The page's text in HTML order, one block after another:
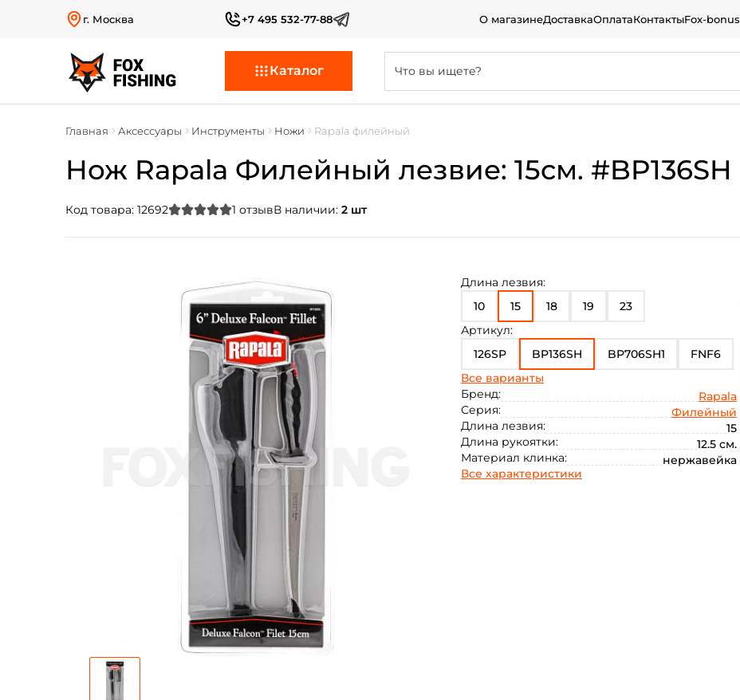
г. Москва +7 495 532-77-88 О магазинеДоставкаОплатаКонтактыFox-bonus
Каталог
Главная Аксессуары Инструменты Ножи Rapala филейный
Нож Rapala Филейный лезвие: 15см. #BP136SH
Код товара: 12692 1 отзывВ наличии: 2 шт
Длина лезвия:
10
15 18 19
23
Артикул:
126SP
BP136SH BP706SH1 FNF6
PRFGL6
Все варианты
Бренд:
Rapala
Серия:
Филейный
Длина лезвия:
15
Длина рукоятки:
12.5 см.
Материал клинка:
нержавейка
Все характеристики